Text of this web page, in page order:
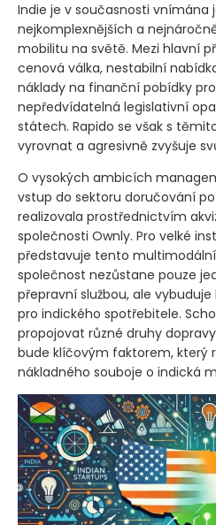
Indie je v současnosti vnímána
nejkomplexnějších a
mobilitu na světě. Mezi hlavní
cenová válka, nestabilní
náklady na finanční pobídky
nepředvídatelná legislativní
státech. Rapido se však s
vyrovnat a agresivně zvyšuje
O vysokých ambicích
vstup do sektoru doručování
realizovala prostřednictvím
společnosti Ownly. Pro velké
představuje tento multimodální
společnost nezůstane pouze
přepravní službou, ale
pro indického spotřebitele.
propojovat různé druhy
bude klíčovým faktorem, který
nákladného souboje o indická